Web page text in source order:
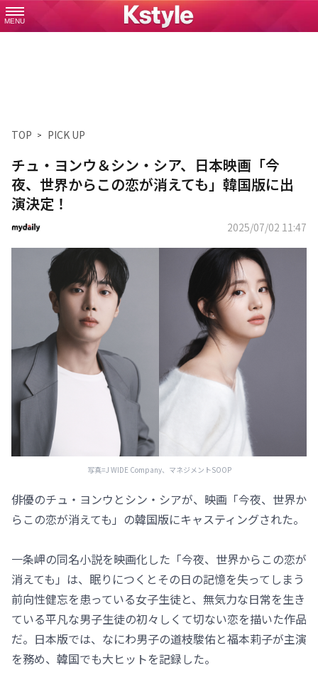
MENU
TOP PICK UP
チュ・ヨンウ＆シン・シア、日本映画「今
夜、世界からこの恋が消えても」韓国版に出
演決定！
2025/07/02 11:47
写真=J WIDE Company、マネジメントSOOP
俳優のチュ・ヨンウとシン・シアが、映画「今夜、世界か
らこの恋が消えても」の韓国版にキャスティングされた。
一条岬の同名小説を映画化した「今夜、世界からこの恋が
消えても」は、眠りにつくとその日の記憶を失ってしまう
前向性健忘を患っている女子生徒と、無気力な日常を生き
ている平凡な男子生徒の初々しくて切ない恋を描いた作品
だ。日本版では、なにわ男子の道枝駿佑と福本莉子が主演
を務め、韓国でも大ヒットを記録した。